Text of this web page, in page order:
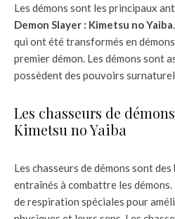
Les démons sont les principaux
Demon Slayer : Kimetsu no Yaiba
qui ont été transformés en
premier démon. Les démons sont
possèdent des pouvoirs
Les chasseurs de
Kimetsu no Yaiba
Les chasseurs de démons sont
entraînés à combattre les
de respiration spéciales pour